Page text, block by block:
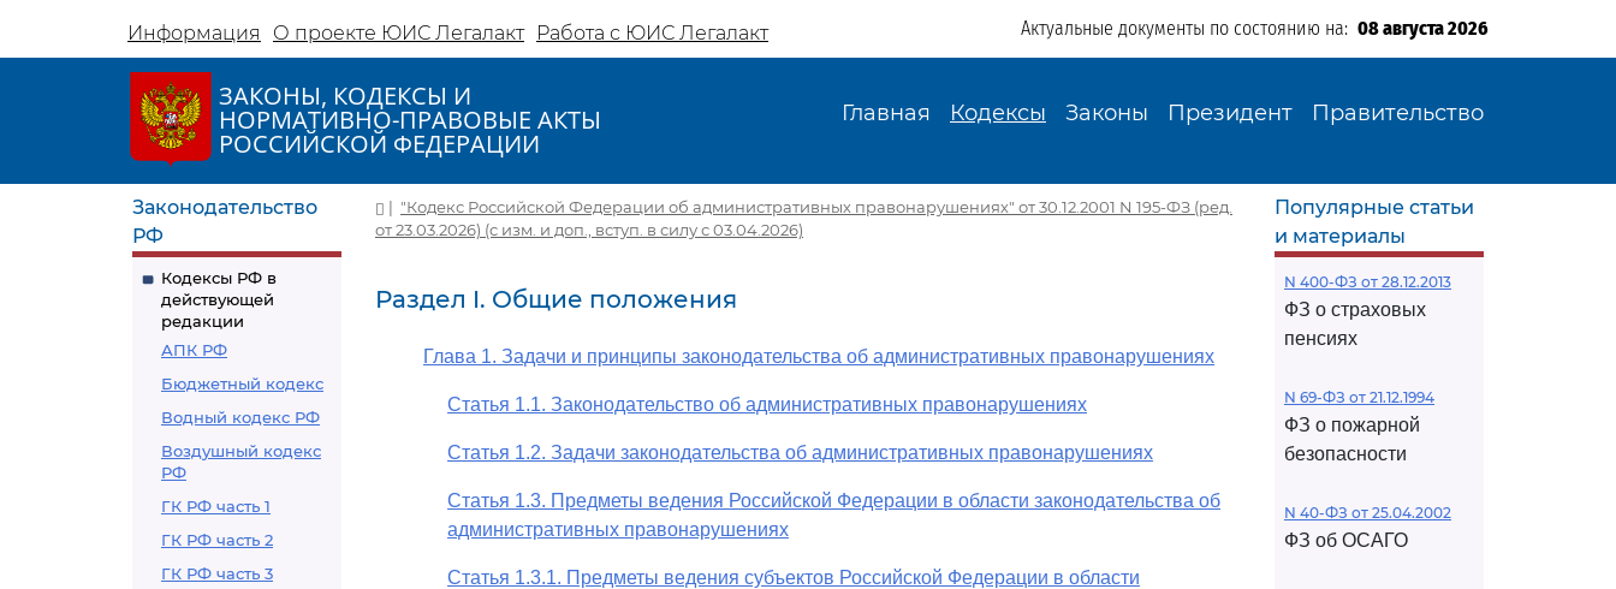
Информация О проекте ЮИС Легалакт Работа с ЮИС Легалакт Актуальные документы по состоянию на: 08 августа 2026
ЗАКОНЫ, КОДЕКСЫ И
НОРМАТИВНО-ПРАВОВЫЕ АКТЫ
РОССИЙСКОЙ ФЕДЕРАЦИИ
Главная Кодексы Законы Президент Правительство
Законодательство
РФ
Кодексы РФ в
действующей
редакции
АПК РФ
Бюджетный кодекс
Водный кодекс РФ
Воздушный кодекс
РФ
ГК РФ часть 1
ГК РФ часть 2
ГК РФ часть 3
| "Кодекс Российской Федерации об административных правонарушениях" от 30.12.2001 N 195-ФЗ (ред.
от 23.03.2026) (с изм. и доп., вступ. в силу с 03.04.2026)
Раздел I. Общие положения
Глава 1. Задачи и принципы законодательства об административных правонарушениях
Статья 1.1. Законодательство об административных правонарушениях
Статья 1.2. Задачи законодательства об административных правонарушениях
Статья 1.3. Предметы ведения Российской Федерации в области законодательства об
административных правонарушениях
Статья 1.3.1. Предметы ведения субъектов Российской Федерации в области
Популярные статьи
и материалы
N 400-ФЗ от 28.12.2013
ФЗ о страховых
пенсиях
N 69-ФЗ от 21.12.1994
ФЗ о пожарной
безопасности
N 40-ФЗ от 25.04.2002
ФЗ об ОСАГО